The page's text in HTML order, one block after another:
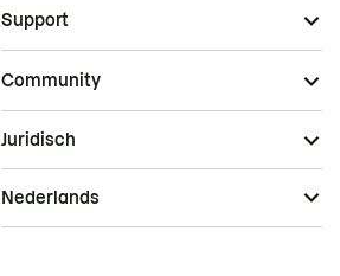
Support
Community
Juridisch
Nederlands